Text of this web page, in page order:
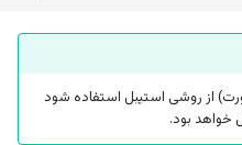
از روشی استیبل استفاده شود
خواهد بود.